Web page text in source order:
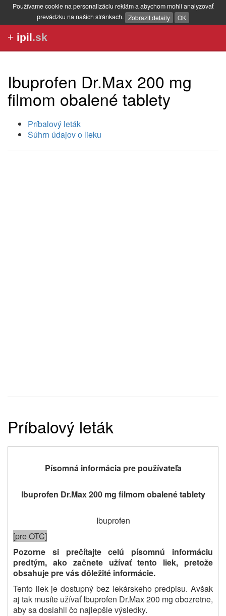
Používame cookie na personalizáciu reklám a abychom mohli analyzovať
prevádzku na našich stránkach. Zobrazit detaily OK
+ ipil.sk
Ibuprofen Dr.Max 200 mg
filmom obalené tablety
Príbalový leták
Súhrn údajov o lieku
Príbalový leták
Písomná informácia pre používateľa
Ibuprofen Dr.Max 200 mg filmom obalené tablety
Ibuprofen
[pre OTC]
Pozorne si prečítajte celú písomnú informáciu
predtým, ako začnete užívať tento liek, pretože
obsahuje pre vás dôležité informácie.
Tento liek je dostupný bez lekárskeho predpisu. Avšak
aj tak musíte užívať Ibuprofen Dr.Max 200 mg obozretne,
aby sa dosiahli čo najlepšie výsledky.